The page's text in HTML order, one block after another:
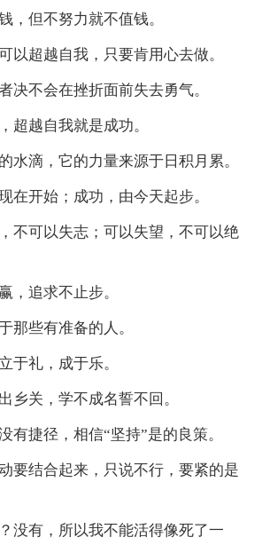
，但不努力就不值钱。
以超越自我，只要肯用心去做。
决不会在挫折面前失去勇气。
超越自我就是成功。
水滴，它的力量来源于日积月累。
在开始；成功，由今天起步。
不可以失志；可以失望，不可以绝
，追求不止步。
那些有准备的人。
于礼，成于乐。
乡关，学不成名誓不回。
有捷径，相信“坚持”是的良策。
要结合起来，只说不行，要紧的是
没有，所以我不能活得像死了一